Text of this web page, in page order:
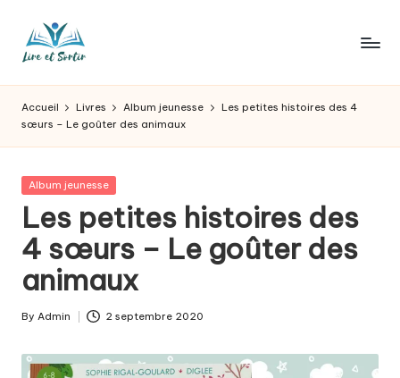
L
ir
e
e
t
s
o
r
t
ir
pour
goûts,
des
sorties
pour
tous
les
Accueil Livres Album jeunesse
Les petites histoires des 4
sœurs – Le goûter des animaux
Posted
Album jeunesse
Les petites histoires des
4 sœurs – Le goûter des
animaux
Posted
By Admin 2 septembre 2020